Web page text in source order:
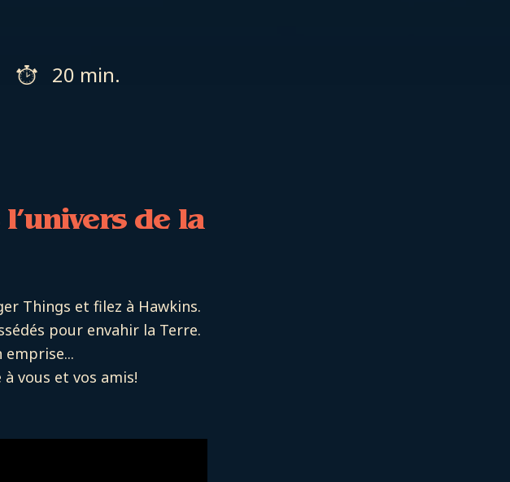
20 min.
de la
Things et filez à Hawkins.
pour envahir la Terre.
emprise...
à vous et vos amis!